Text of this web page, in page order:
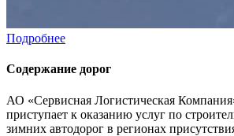
Подробнее
Содержание дорог
АО «Сервисная Логистическая
приступает к оказанию услуг по
зимних автодорог в регионах